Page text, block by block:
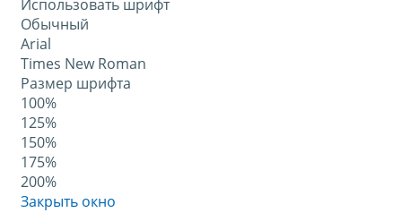
Использовать шрифт
Обычный
Arial
Times New Roman
Размер шрифта
100%
125%
150%
175%
200%
Закрыть окно